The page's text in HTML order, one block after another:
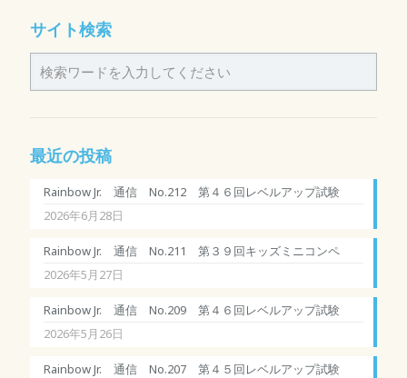
サイト検索
最近の投稿
Rainbow Jr. 通信 No.212 第４６回レベルアップ試験
2026年6月28日
Rainbow Jr. 通信 No.211 第３９回キッズミニコンペ
2026年5月27日
Rainbow Jr. 通信 No.209 第４６回レベルアップ試験
2026年5月26日
Rainbow Jr. 通信 No.207 第４５回レベルアップ試験